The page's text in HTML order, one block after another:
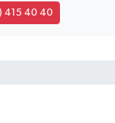
415 40 40